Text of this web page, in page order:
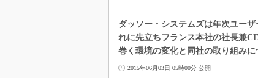
ダッソー・システムズは年次ユー
れに先立ちフランス本社の社長兼
巻く環境の変化と同社の取り組みに
2015年06月03日 05時00分 公開